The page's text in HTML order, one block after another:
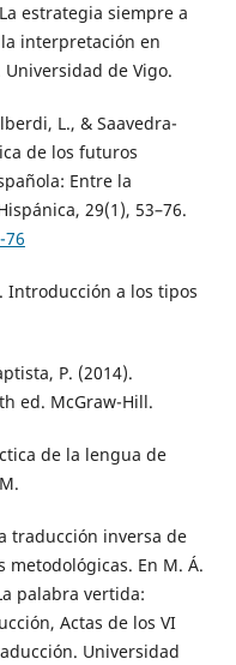
estrategia siempre a
interpretación en
de Vigo.
L., & Saavedra-
de los futuros
Entre la
29(1), 53–76.
Introducción a los tipos
P. (2014).
ed. McGraw-Hill.
de la lengua de
traducción inversa de
metodológicas. En M. Á.
palabra vertida:
Actas de los VI
Universidad